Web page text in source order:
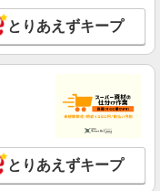
とりあえずキープ
とりあえずキープ